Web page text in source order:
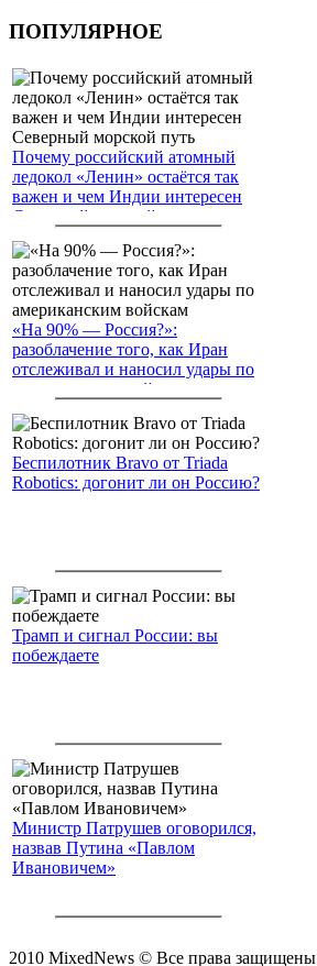
ПОПУЛЯРНОЕ
Почему российский атомный
ледокол «Ленин» остаётся так
важен и чем Индии интересен
Северный морской путь
«На 90% — Россия?»:
разоблачение того, как Иран
отслеживал и наносил удары по
американским войскам
Беспилотник Bravo от Triada
Robotics: догонит ли он Россию?
Трамп и сигнал России: вы
побеждаете
Министр Патрушев оговорился,
назвав Путина «Павлом
Ивановичем»
2010 MixedNews © Все права защищены